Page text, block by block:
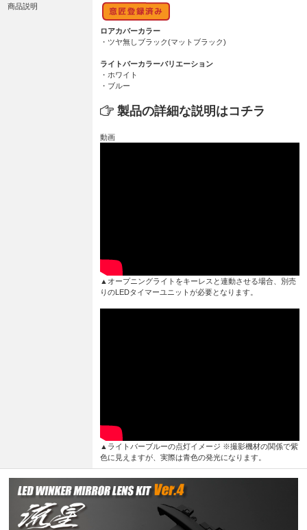
商品説明
ロアカバーカラー
・ツヤ無しブラック(マットブラック)
ライトバーカラーバリエーション
・ホワイト
・ブルー
製品の詳細な説明はコチラ
動画
▲オープニングライトをキーレスと連動させる場合、別売
りのLEDタイマーユニットが必要となります。
▲ライトバーブルーの点灯イメージ ※撮影機材の関係で紫
色に見えますが、実際は青色の発光になります。